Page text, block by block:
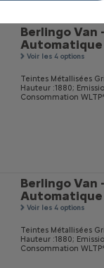
Berlingo Van
Automatique
Voir les 4 options
Teintes Métallisées
Hauteur :1880;
Consommation
Berlingo Van
Automatique
Voir les 4 options
Teintes Métallisées
Hauteur :1880;
Consommation